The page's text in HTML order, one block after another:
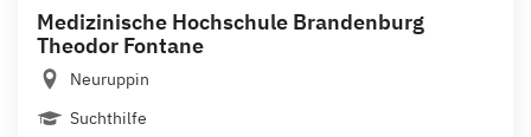
Medizinische Hochschule Brandenburg
Theodor Fontane
Neuruppin
Suchthilfe